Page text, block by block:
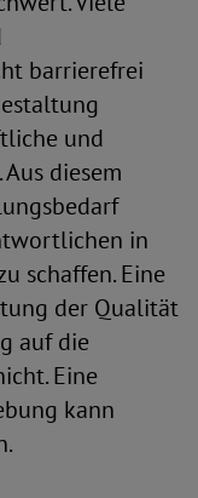
barrierefrei
und
diesem
in
schaffen. Eine
der Qualität
auf die
Eine
kann